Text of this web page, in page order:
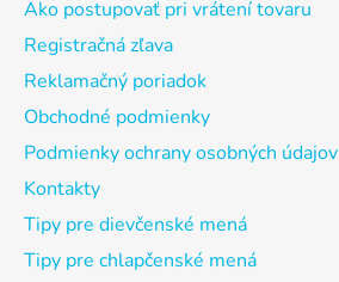
Ako postupovať pri vrátení tovaru
Registračná zľava
Reklamačný poriadok
Obchodné podmienky
Podmienky ochrany osobných údajov
Kontakty
Tipy pre dievčenské mená
Tipy pre chlapčenské mená